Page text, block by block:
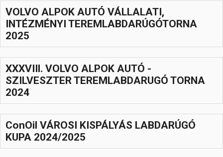
Hasznos
VOLVO ALPOK AUTÓ VÁLLALATI,
INTÉZMÉNYI TEREMLABDARÚGÓTORNA
2025
XXXVIIl. VOLVO ALPOK AUTÓ -
SZILVESZTER TEREMLABDARUGÓ TORNA
2024
ConOil VÁROSI KISPÁLYÁS LABDARÚGÓ
KUPA 2024/2025